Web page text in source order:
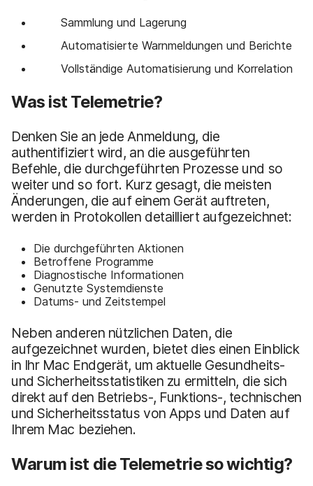
Sammlung und Lagerung
Automatisierte Warnmeldungen und Berichte
Vollständige Automatisierung und Korrelation
Was ist Telemetrie?
Denken Sie an jede Anmeldung, die
authentifiziert wird, an die ausgeführten
Befehle, die durchgeführten Prozesse und so
weiter und so fort. Kurz gesagt, die meisten
Änderungen, die auf einem Gerät auftreten,
werden in Protokollen detailliert aufgezeichnet:
Die durchgeführten Aktionen
Betroffene Programme
Diagnostische Informationen
Genutzte Systemdienste
Datums- und Zeitstempel
Neben anderen nützlichen Daten, die
aufgezeichnet wurden, bietet dies einen Einblick
in Ihr Mac Endgerät, um aktuelle Gesundheits-
und Sicherheitsstatistiken zu ermitteln, die sich
direkt auf den Betriebs-, Funktions-, technischen
und Sicherheitsstatus von Apps und Daten auf
Ihrem Mac beziehen.
Warum ist die Telemetrie so wichtig?